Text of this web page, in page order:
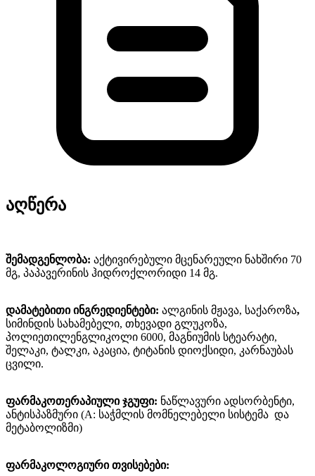
აღწერა
შემადგენლობა: აქტივირებული მცენარეული ნახშირი 70
მგ, პაპავერინის ჰიდროქლორიდი 14 მგ.
დამატებითი ინგრედიენტები: ალგინის მჟავა, საქაროზა,
სიმინდის სახამებელი, თხევადი გლუკოზა,
პოლიეთილენგლიკოლი 6000, მაგნიუმის სტეარატი,
შელაკი, ტალკი, აკაცია, ტიტანის დიოქსიდი, კარნაუბას
ცვილი.
ფარმაკოთერაპიული ჯგუფი: ნაწლავური ადსორბენტი,
ანტისპაზმური (A: საჭმლის მომნელებელი სისტემა და
მეტაბოლიზმი)
ფარმაკოლოგიური თვისებები: